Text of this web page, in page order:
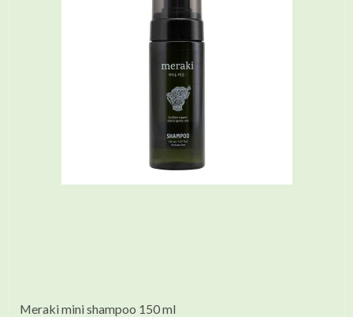
Meraki mini shampoo 150 ml